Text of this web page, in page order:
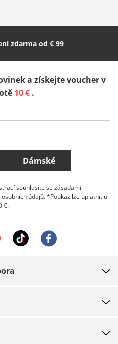
(Italiano) Italien (Deutsch)
Norge
země
zdarma od € 99
a získejte voucher v
10 € .
Dámské
souhlasíte se zásadami
údajů. *Poukaz lze uplatnit u
€.